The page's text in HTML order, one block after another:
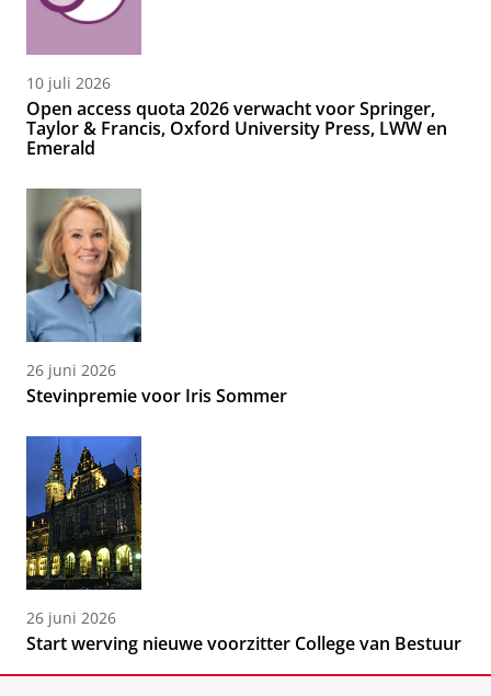
10 juli 2026
Open access quota 2026 verwacht voor Springer,
Taylor & Francis, Oxford University Press, LWW en
Emerald
26 juni 2026
Stevinpremie voor Iris Sommer
26 juni 2026
Start werving nieuwe voorzitter College van Bestuur